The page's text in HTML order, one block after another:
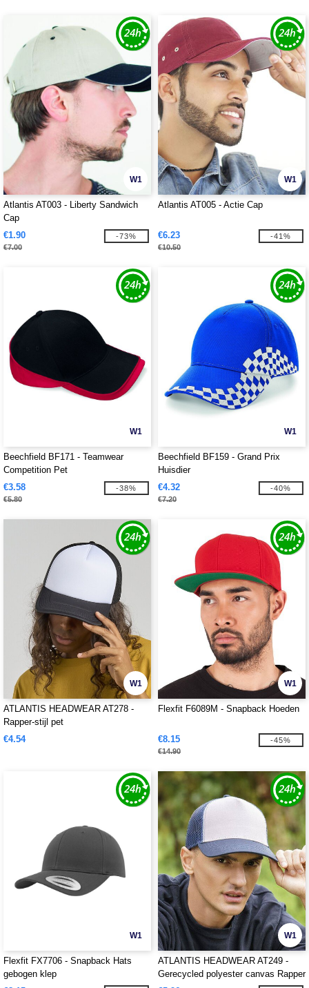
W1
Atlantis AT003 - Liberty Sandwich
Cap
€1.90
€7.00
-73%
W1
Atlantis AT005 - Actie Cap
€6.23
€10.50
-41%
W1
Beechfield BF171 - Teamwear
Competition Pet
€3.58
€5.80
-38%
W1
Beechfield BF159 - Grand Prix
Huisdier
€4.32
€7.20
-40%
W1
ATLANTIS HEADWEAR AT278 -
Rapper-stijl pet
€4.54
W1
Flexfit F6089M - Snapback Hoeden
€8.15
€14.90
-45%
W1
Flexfit FX7706 - Snapback Hats
gebogen klep
W1
ATLANTIS HEADWEAR AT249 -
Gerecycled polyester canvas Rapper